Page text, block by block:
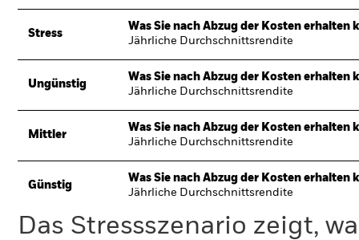
Stress
Was Sie nach Abzug der Kosten erhalten
Jährliche Durchschnittsrendite
Ungünstig
Was Sie nach Abzug der Kosten erhalten
Jährliche Durchschnittsrendite
Mittler
Was Sie nach Abzug der Kosten erhalten
Jährliche Durchschnittsrendite
Günstig
Was Sie nach Abzug der Kosten erhalten
Jährliche Durchschnittsrendite
Das Stressszenario zeigt,